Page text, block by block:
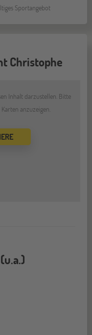
Sportangebot
Christophe
Inhalt darzustellen. Bitte
anzuzeigen.